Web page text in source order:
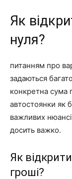
Як
нуля?
питанням про
задаються
конкретна сума
автостоянки як
важливих
досить важко.
Як
гроші?